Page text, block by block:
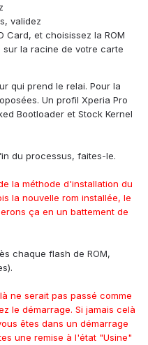
validez
Card, et choisissez la ROM
la racine de votre carte
qui prend le relai. Pour la
Un profil Xperia Pro
Bootloader et Stock Kernel
du processus, faites-le.
la méthode d'installation du
la nouvelle rom installée, le
ça en un battement de
chaque flash de ROM,
ne serait pas passé comme
le démarrage. Si jamais celà
êtes dans un démarrage
une remise à l'état "Usine"